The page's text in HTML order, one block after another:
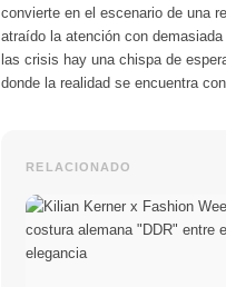
convierte en el escenario de una
atraído la atención con
las crisis hay una chispa de
donde la realidad se encuentra
RELACIONADO